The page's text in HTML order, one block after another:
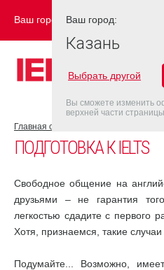
Ваш город: КАЗАНЬ
Главная страница
ПОДГОТОВКА К IELTS
Свободное общение на
друзьями – не гарантия
легкостью сдадите с первого
Хотя, признаемся, такие случаи
Подумайте... Возможно,
Ваш город:
Казань
Выбрать другой
Вы сможете изменить
верхней части страницы